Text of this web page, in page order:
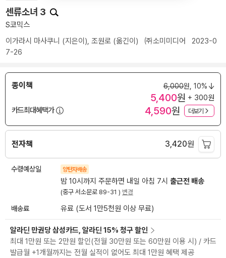
센류소녀 3
S코믹스
이가라시 마사쿠니 (지은이), 조원로 (옮긴이) ㈜소미미디어
2023-0
7-26
종이책 6,000원, 10%
5,400원 + 300원
카드최대혜택가
4,590원 더보기
전자책 3,420원
수령예상일 양탄자배송
밤 10시까지 주문하면 내일 아침 7시 출근전 배송
(중구 서소문로 89-31 ) 변경
배송료 유료 (도서 1만5천원 이상 무료)
알라딘 만권당 삼성카드, 알라딘 15% 청구 할인
최대 1만원 또는 2만원 할인(전월 30만원 또는 60만원 이용 시) / 카드
발급월 +1개월까지는 전월 실적이 없어도 최대 1만원 혜택 제공